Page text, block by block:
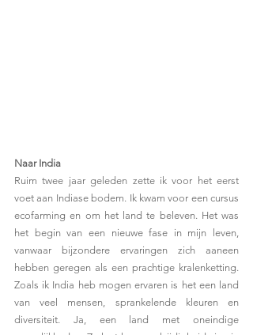
Naar India
Ruim twee jaar geleden zette ik voor het eerst
voet aan Indiase bodem. Ik kwam voor een cursus
ecofarming en om het land te beleven. Het was
het begin van een nieuwe fase in mijn leven,
vanwaar bijzondere ervaringen zich aaneen
hebben geregen als een prachtige kralenketting.
Zoals ik India heb mogen ervaren is het een land
van veel mensen, sprankelende kleuren en
diversiteit. Ja, een land met oneindige